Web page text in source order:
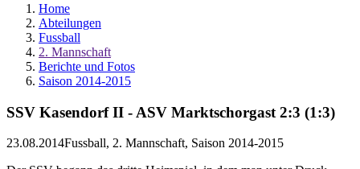
Home
Abteilungen
Fussball
2. Mannschaft
Berichte und Fotos
Saison 2014-2015
SSV Kasendorf II - ASV Marktschorgast 2:3 (1:3)
23.08.2014Fussball, 2. Mannschaft, Saison 2014-2015